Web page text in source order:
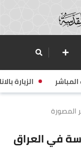
الزيارة
المصورة
في العراق